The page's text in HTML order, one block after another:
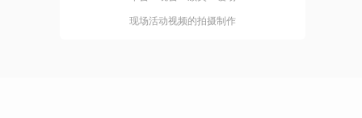
现场活动视频的拍摄制作